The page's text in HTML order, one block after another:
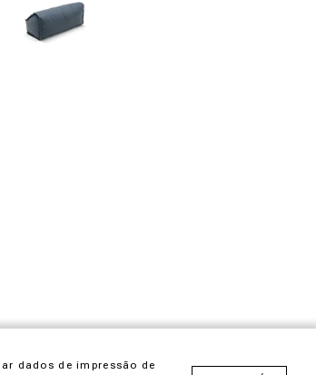
dados de impressão de